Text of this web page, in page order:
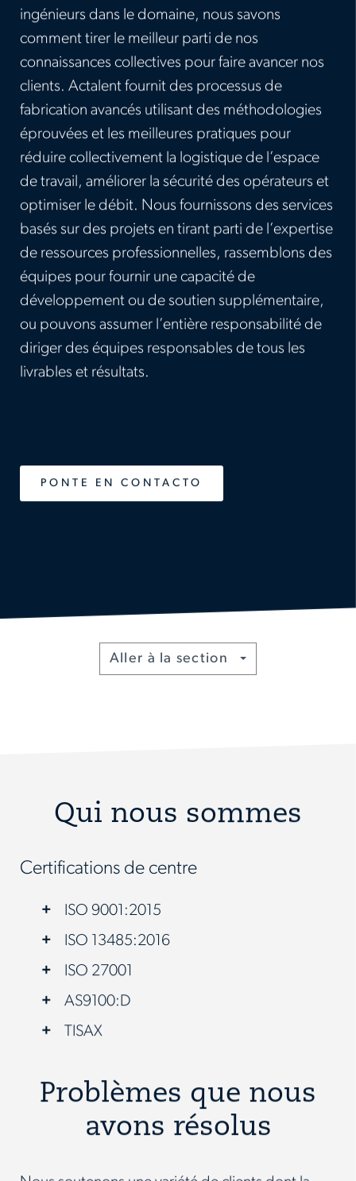
ingénieurs dans le domaine, nous savons
comment tirer le meilleur parti de nos
connaissances collectives pour faire avancer nos
clients. Actalent fournit des processus de
fabrication avancés utilisant des méthodologies
éprouvées et les meilleures pratiques pour
réduire collectivement la logistique de l’espace
de travail, améliorer la sécurité des opérateurs et
optimiser le débit. Nous fournissons des services
basés sur des projets en tirant parti de l’expertise
de ressources professionnelles, rassemblons des
équipes pour fournir une capacité de
développement ou de soutien supplémentaire,
ou pouvons assumer l’entière responsabilité de
diriger des équipes responsables de tous les
livrables et résultats.
PONTE EN CONTACTO
Aller à la section Toggle
Qui nous sommes
Certifications de centre
ISO 9001:2015
ISO 13485:2016
ISO 27001
AS9100:D
TISAX
Problèmes que nous
avons résolus